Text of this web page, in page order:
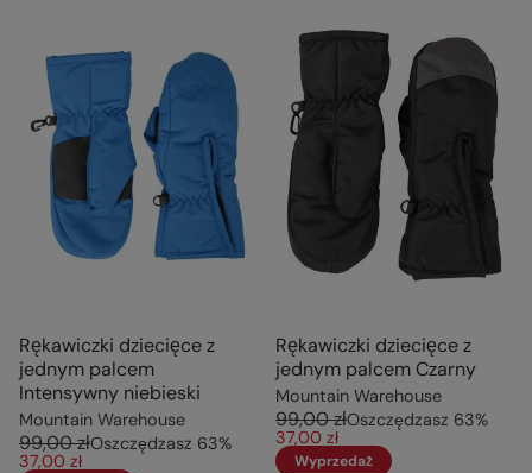
Rękawiczki dziecięce z
jednym palcem
Intensywny niebieski
Mountain Warehouse
99,00 złOszczędzasz 63%
37,00 zł
Rękawiczki dziecięce z
jednym palcem Czarny
Mountain Warehouse
99,00 złOszczędzasz 63%
37,00 zł
Wyprzedaż